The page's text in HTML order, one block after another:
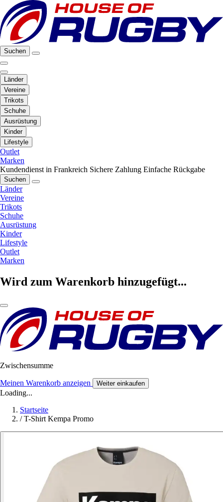
Suchen
Länder
Vereine
Trikots
Schuhe
Ausrüstung
Kinder
Lifestyle
Outlet
Marken
Kundendienst in Frankreich Sichere Zahlung Einfache Rückgabe
Suchen
Länder
Vereine
Trikots
Schuhe
Ausrüstung
Kinder
Lifestyle
Outlet
Marken
Wird zum Warenkorb hinzugefügt...
Zwischensumme
Meinen Warenkorb anzeigen Weiter einkaufen
Loading...
Startseite
/ T-Shirt Kempa Promo